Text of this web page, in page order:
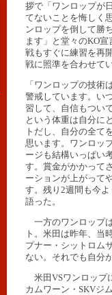
拶で「ワンロップが
てないことを悔しく
ンロップを倒して勝
ます」と堂々のKO
戦もすぐに練習を再
戦に照準を合わせて
「ワンロップの技術
警戒しています。い
習して、自信もつい
という体重は自分に
トだし、自分の全て
思います。ワンロッ
ージも結構いっぱい
す。賞金がかかって
ーションが上がって
す。残り2週間も今
語った。
一方のワンロップ
ト。米田は昨年、当
プナー・シットロム
ない。それでも自分
米田VSワンロップ
カムワーン・SKVジ